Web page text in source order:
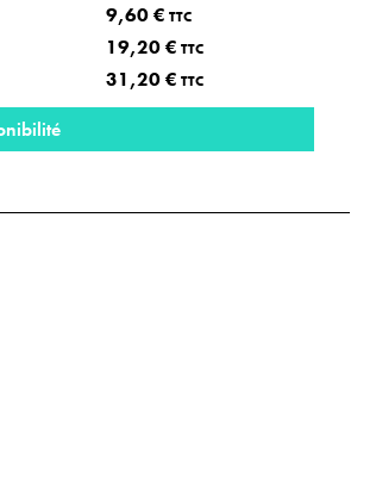
9,60 € TTC
19,20 € TTC
31,20 € TTC